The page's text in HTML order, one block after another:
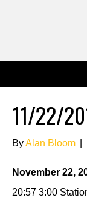
11/22/
ByAlan Bloom
November 22,
20:57 3:00